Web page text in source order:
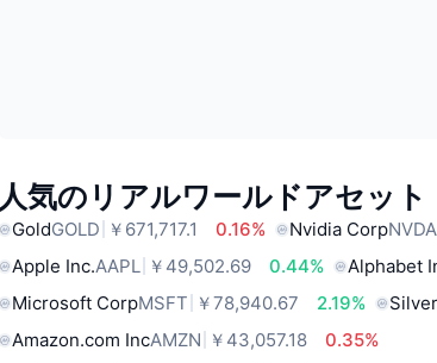
人気のリアルワールドアセット
GoldGOLD ￥671,717.1 0.16% Nvidia CorpNVDA
Apple Inc.AAPL ￥49,502.69 0.44% Alphabet
Microsoft CorpMSFT ￥78,940.67 2.19% Silver
Amazon.com IncAMZN ￥43,057.18
0.35%